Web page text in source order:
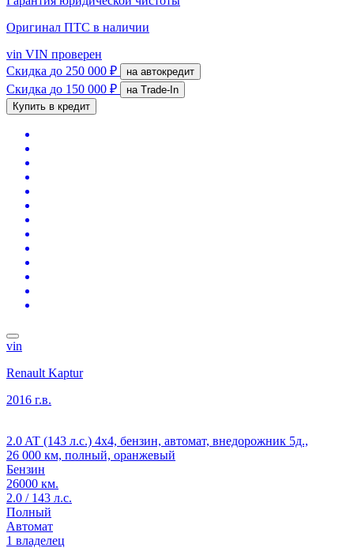
Оригинал ПТС в наличии
vin VIN проверен
Скидка до 250 000 ₽ на автокредит
Скидка до 150 000 ₽
на Trade-In
Купить в кредит
vin
Renault Kaptur
2016 г.в.
2.0 AT (143 л.с.) 4x4, бензин, автомат, внедорожник 5д.,
26 000 км, полный, оранжевый
Бензин
26000 км.
2.0 / 143 л.с.
Полный
Автомат
1 владелец